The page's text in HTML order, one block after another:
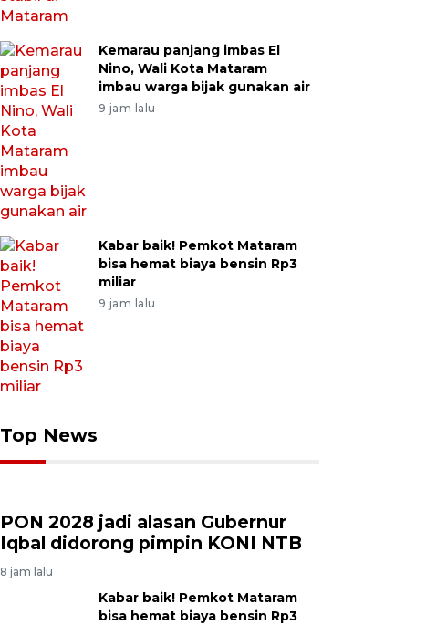
Kemarau panjang imbas El
Nino, Wali Kota Mataram
imbau warga bijak gunakan air
9 jam lalu
Kabar baik! Pemkot Mataram
bisa hemat biaya bensin Rp3
miliar
9 jam lalu
Top News
PON 2028 jadi alasan Gubernur
Iqbal didorong pimpin KONI NTB
8 jam lalu
Kabar baik! Pemkot Mataram
bisa hemat biaya bensin Rp3